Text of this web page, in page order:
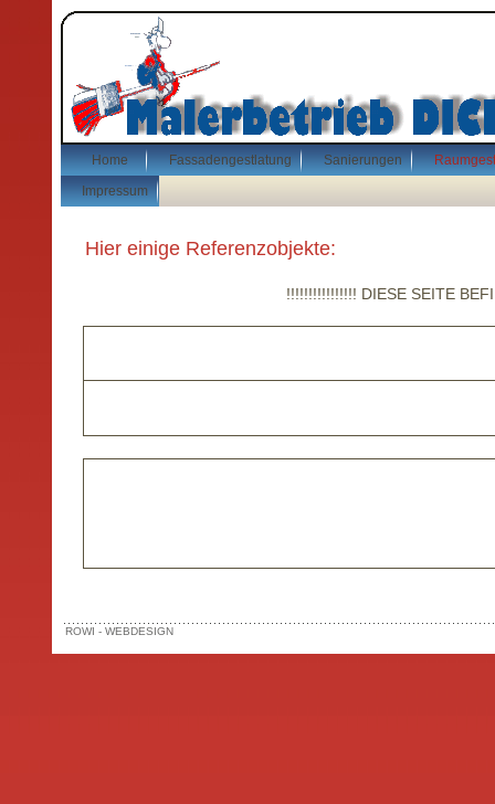
Home Fassadengestlatung Sanierungen
Impressum
Hier einige Referenzobjekte:
!!!!!!!!!!!!!!!! DIESE SEITE
ROWI - WEBDESIGN